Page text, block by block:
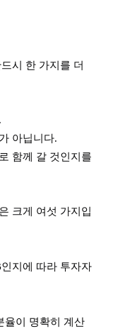
시 한 가지를 더
아닙니다.
함께 갈 것인지를
크게 여섯 가지입
지에 따라 투자자
율이 명확히 계산